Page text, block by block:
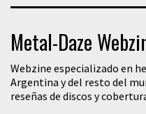
Metal-Daze
Webzine especializado en
Argentina y del resto del
reseñas de discos y